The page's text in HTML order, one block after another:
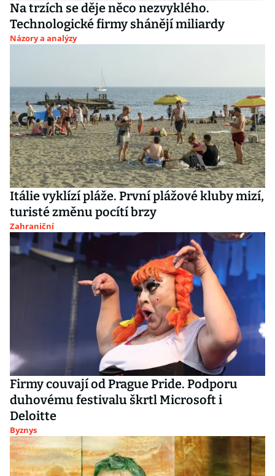
Na trzích se děje něco nezvyklého.
Technologické firmy shánějí miliardy
Názory a analýzy
Itálie vyklízí pláže. První plážové kluby mizí,
turisté změnu pocítí brzy
Zahraniční
Firmy couvají od Prague Pride. Podporu
duhovému festivalu škrtl Microsoft i
Deloitte
Byznys